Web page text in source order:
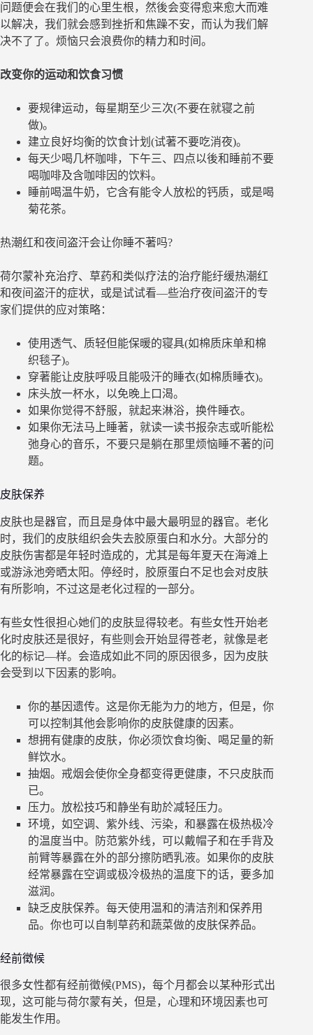
问题便会在我们的心里生根，然後会变得愈来愈大而难
以解决，我们就会感到挫折和焦躁不安，而认为我们解
决不了了。烦恼只会浪费你的精力和时间。
改变你的运动和饮食习惯
要规律运动，每星期至少三次(不要在就寝之前
做)。
建立良好均衡的饮食计划(试著不要吃消夜)。
每天少喝几杯咖啡，下午三、四点以後和睡前不要
喝咖啡及含咖啡因的饮料。
睡前喝温牛奶，它含有能令人放松的钙质，或是喝
菊花茶。
热潮红和夜间盗汗会让你睡不著吗?
荷尔蒙补充治疗、草药和类似疗法的治疗能纡缓热潮红
和夜间盗汗的症状，或是试试看—些治疗夜间盗汗的专
家们提供的应对策略：
使用透气、质轻但能保暖的寝具(如棉质床单和棉
织毯子)。
穿著能让皮肤呼吸且能吸汗的睡衣(如棉质睡衣)。
床头放一杯水，以免晚上口渴。
如果你觉得不舒服，就起来淋浴，换件睡衣。
如果你无法马上睡著，就读一读书报杂志或听能松
弛身心的音乐，不要只是躺在那里烦恼睡不著的问
题。
皮肤保养
皮肤也是器官，而且是身体中最大最明显的器官。老化
时，我们的皮肤组织会失去胶原蛋白和水分。大部分的
皮肤伤害都是年轻时造成的，尤其是每年夏天在海滩上
或游泳池旁晒太阳。停经时，胶原蛋白不足也会对皮肤
有所影响，不过这是老化过程的一部分。
有些女性很担心她们的皮肤显得较老。有些女性开始老
化时皮肤还是很好，有些则会开始显得苍老，就像是老
化的标记—样。会造成如此不同的原因很多，因为皮肤
会受到以下因素的影响。
你的基因遗传。这是你无能为力的地方，但是，你
可以控制其他会影响你的皮肤健康的因素。
想拥有健康的皮肤，你必须饮食均衡、喝足量的新
鲜饮水。
抽烟。戒烟会使你全身都变得更健康，不只皮肤而
已。
压力。放松技巧和静坐有助於减轻压力。
环境，如空调、紫外线、污染，和暴露在极热极冷
的温度当中。防范紫外线，可以戴帽子和在手背及
前臂等暴露在外的部分擦防晒乳液。如果你的皮肤
经常暴露在空调或极冷极热的温度下的话，要多加
滋润。
缺乏皮肤保养。每天使用温和的清洁剂和保养用
品。你也可以自制草药和蔬菜做的皮肤保养品。
经前徵候
很多女性都有经前徵候(PMS)，每个月都会以某种形式出
现，这可能与荷尔蒙有关，但是，心理和环境因素也可
能发生作用。